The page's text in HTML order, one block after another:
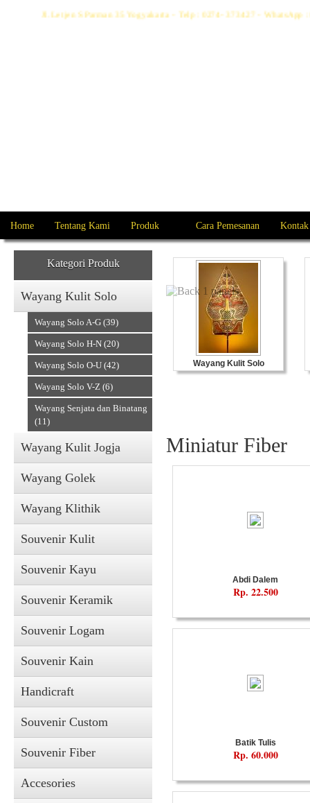
Jl. Letjen S Parman 35 Yogyakarta - Telp : 0274- 373427 -
Home Tentang Kami Produk Cara Pemesanan
Kategori Produk
Wayang Kulit Solo
Wayang Solo A-G (39)
Wayang Solo H-N (20)
Wayang Solo O-U (42)
Wayang Solo V-Z (6)
Wayang Senjata dan Binatang
(11)
Wayang Kulit Jogja
Wayang Golek
Wayang Klithik
Souvenir Kulit
Souvenir Kayu
Souvenir Keramik
Souvenir Logam
Souvenir Kain
Handicraft
Souvenir Custom
Souvenir Fiber
Accesories
Wayang Kulit Solo
Miniatur Fiber
Abdi Dalem
Rp. 22.500
Batik Tulis
Rp. 60.000